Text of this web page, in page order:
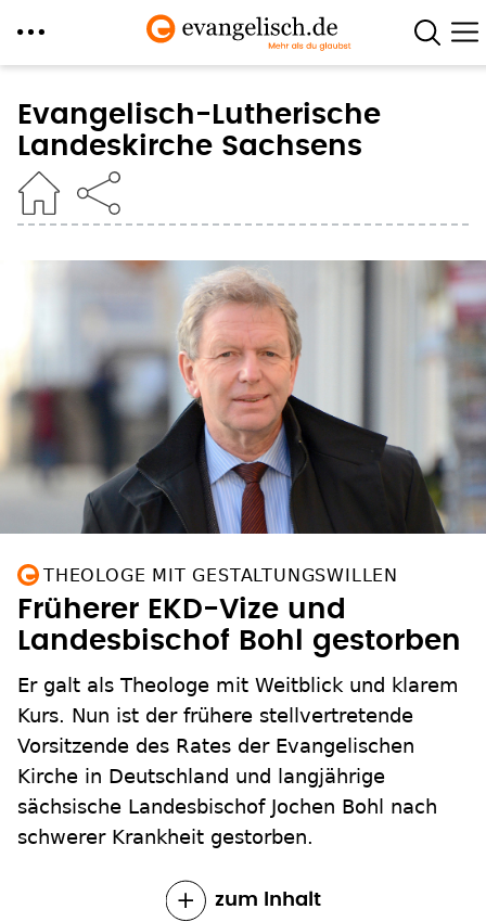
zum
Inhalt
Evangelisch-Lutherische
Landeskirche Sachsens
THEOLOGE MIT GESTALTUNGSWILLEN
Früherer EKD-Vize und
Landesbischof Bohl gestorben
Er galt als Theologe mit Weitblick und klarem
Kurs. Nun ist der frühere stellvertretende
Vorsitzende des Rates der Evangelischen
Kirche in Deutschland und langjährige
sächsische Landesbischof Jochen Bohl nach
schwerer Krankheit gestorben.
zum Inhalt